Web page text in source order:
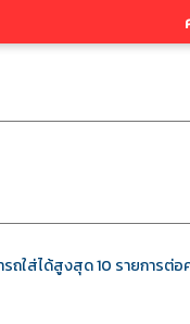
รถใส่ได้สูงสุด 10 รายการต่อ